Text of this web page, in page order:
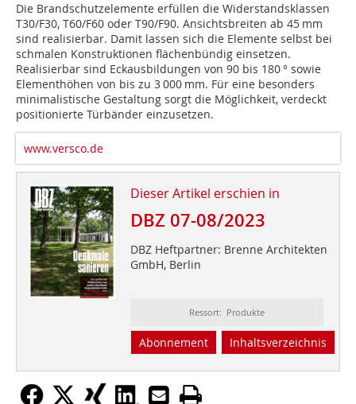
Die Brandschutzelemente erfüllen die Widerstandsklassen
T30/F30, T60/F60 oder T90/F90. Ansichtsbreiten ab 45 mm
sind realisierbar. Damit lassen sich die ­Elemente selbst bei
schmalen Konstruktionen flächenbündig einsetzen.
Realisierbar sind Eckausbildungen von 90 bis 180 ° sowie
Elementhöhen von bis zu 3 000 mm. Für eine besonders
minimalistische Gestaltung sorgt die Möglichkeit, verdeckt
positionierte Türbänder einzusetzen.
www.versco.de
Dieser Artikel erschien in
DBZ 07-08/2023
DBZ Heftpartner: Brenne Architekten
GmbH, Berlin
Ressort: Produkte
Abonnement Inhaltsverzeichnis